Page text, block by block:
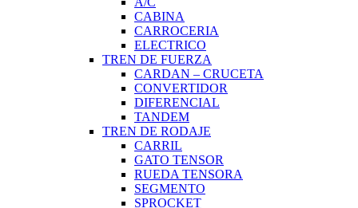
CABINA
CARROCERIA
ELECTRICO
TREN DE FUERZA
CARDAN – CRUCETA
CONVERTIDOR
DIFERENCIAL
TANDEM
TREN DE RODAJE
CARRIL
GATO TENSOR
RUEDA TENSORA
SEGMENTO
SPROCKET